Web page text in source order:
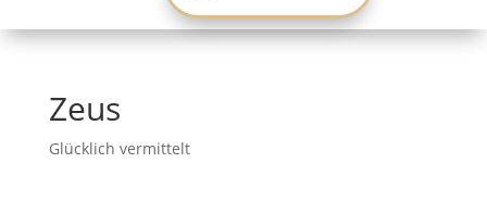
Zeus
Glücklich vermittelt